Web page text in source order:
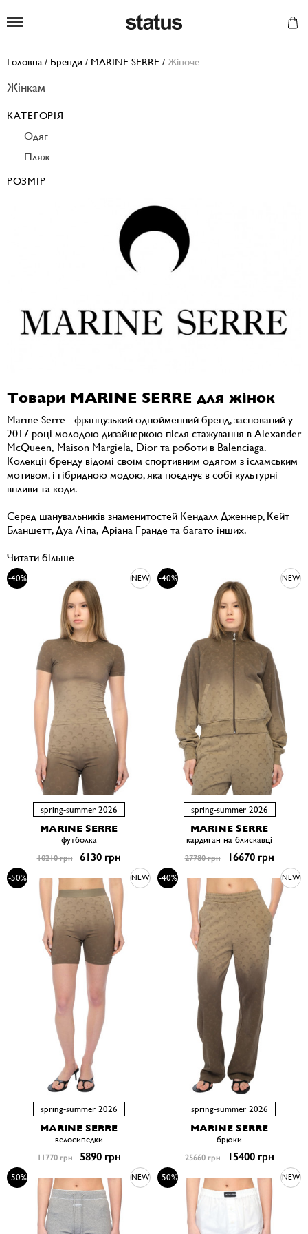
Головна / Бренди / MARINE SERRE / Жіноче
Товари MARINE SERRE для жінок
Marine Serre - французький однойменний бренд, заснований у
2017 році молодою дизайнеркою після стажування в Alexander
McQueen, Maison Margiela, Dior та роботи в Balenciaga.
Колекції бренду відомі своїм спортивним одягом з ісламським
мотивом, і гібридною модою, яка поєднує в собі культурні
впливи та коди.
Серед шанувальників знаменитостей Кендалл Дженнер, Кейт
Бланшетт, Дуа Ліпа, Аріана Гранде та багато інших.
Читати більше
-40% NEW
spring-summer 2026
MARINE SERRE
футболка
10210 грн 6130 грн
-40% NEW
spring-summer 2026
MARINE SERRE
кардиган на блискавці
27780 грн 16670 грн
-50% NEW
spring-summer 2026
MARINE SERRE
велосипедки
11770 грн 5890 грн
-40% NEW
spring-summer 2026
MARINE SERRE
брюки
25660 грн 15400 грн
-50% NEW -50% NEW
Жінкам
КАТЕГОРІЯ
Одяг
Пляж
РОЗМІР